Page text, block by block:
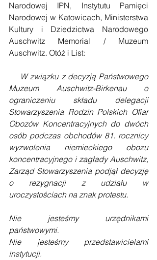
Narodowej IPN, Instytutu Pamięci
Narodowej w Katowicach, Ministerstwa
Kultury i Dziedzictwa Narodowego
Auschwitz Memorial / Muzeum
Auschwitz. Otóż i List:
W związku z decyzją Państwowego
Muzeum Auschwitz-Birkenau o
ograniczeniu składu delegacji
Stowarzyszenia Rodzin Polskich Ofiar
Obozów Koncentracyjnych do dwóch
osób podczas obchodów 81. rocznicy
wyzwolenia niemieckiego obozu
koncentracyjnego i zagłady Auschwitz,
Zarząd Stowarzyszenia podjął decyzję
o rezygnacji z udziału w
uroczystościach na znak protestu.
Nie jesteśmy urzędnikami
państwowymi.
Nie jesteśmy przedstawicielami
instytucji.